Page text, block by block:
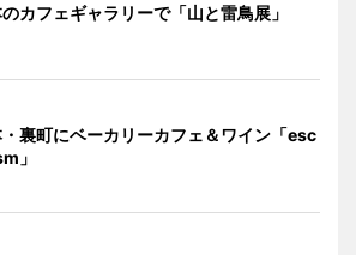
カフェギャラリーで「山と雷鳥展」
裏町にベーカリーカフェ＆ワイン「esc
」